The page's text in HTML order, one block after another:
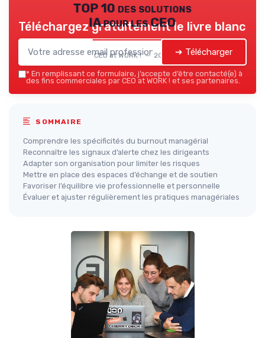
TOP 10 des solutions
IA pour les CEO
CEO at WORK ! — 2026
Téléchargez gratuitement le livre blanc
➔ Télécharger
* En remplissant ce formulaire, j’accepte d’être contacté(e) à
des fins commerciales par CEO at WORK ! et ses partenaires.
SOMMAIRE
Comprendre les spécificités du burnout managérial
Reconnaître les signaux d’alerte chez les dirigeants
Adapter son organisation pour limiter les risques
Mettre en place des espaces d’échange et de soutien
Favoriser l’équilibre vie professionnelle et personnelle
Évaluer et ajuster régulièrement les pratiques managériales